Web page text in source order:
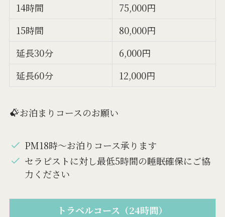
14時間
75,000円
15時間
80,000円
延長30分
6,000円
延長60分
12,000円
お泊まりコースのお願い
PM18時～お泊りコース承ります
セラピストに対し最低5時間の睡眠確保にご協
力ください
トラベルコース（24時間）